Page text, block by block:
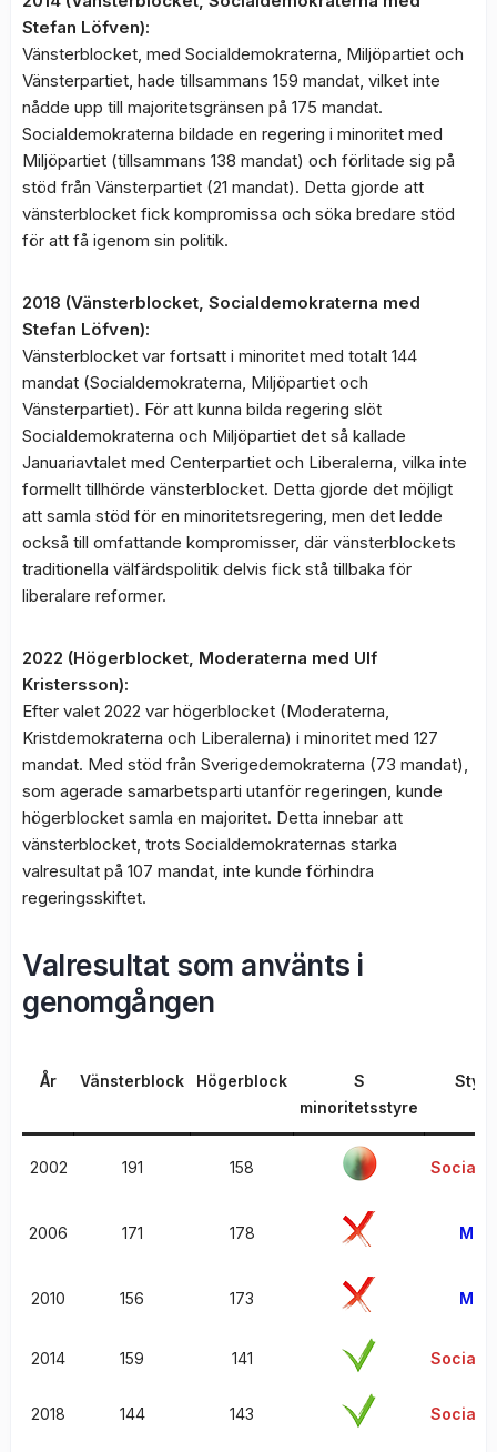
Stefan Löfven):
Vänsterblocket, med Socialdemokraterna, Miljöpartiet och
Vänsterpartiet, hade tillsammans 159 mandat, vilket inte
nådde upp till majoritetsgränsen på 175 mandat.
Socialdemokraterna bildade en regering i minoritet med
Miljöpartiet (tillsammans 138 mandat) och förlitade sig på
stöd från Vänsterpartiet (21 mandat). Detta gjorde att
vänsterblocket fick kompromissa och söka bredare stöd
för att få igenom sin politik.
2018 (Vänsterblocket, Socialdemokraterna med
Stefan Löfven):
Vänsterblocket var fortsatt i minoritet med totalt 144
mandat (Socialdemokraterna, Miljöpartiet och
Vänsterpartiet). För att kunna bilda regering slöt
Socialdemokraterna och Miljöpartiet det så kallade
Januariavtalet med Centerpartiet och Liberalerna, vilka inte
formellt tillhörde vänsterblocket. Detta gjorde det möjligt
att samla stöd för en minoritetsregering, men det ledde
också till omfattande kompromisser, där vänsterblockets
traditionella välfärdspolitik delvis fick stå tillbaka för
liberalare reformer.
2022 (Högerblocket, Moderaterna med Ulf
Kristersson):
Efter valet 2022 var högerblocket (Moderaterna,
Kristdemokraterna och Liberalerna) i minoritet med 127
mandat. Med stöd från Sverigedemokraterna (73 mandat),
som agerade samarbetsparti utanför regeringen, kunde
högerblocket samla en majoritet. Detta innebar att
vänsterblocket, trots Socialdemokraternas starka
valresultat på 107 mandat, inte kunde förhindra
regeringsskiftet.
Valresultat som använts i
genomgången
År Vänsterblock Högerblock
S
minoritetsstyre
2002 191 158
2006 171 178
2010 156 173
2014 159 141
2018 144 143